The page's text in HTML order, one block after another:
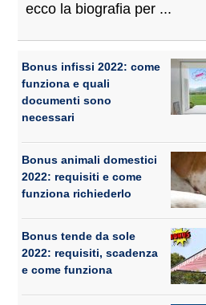
ecco la biografia per ...
Bonus infissi 2022: come
funziona e quali
documenti sono
necessari
Bonus animali domestici
2022: requisiti e come
funziona richiederlo
Bonus tende da sole
2022: requisiti, scadenza
e come funziona